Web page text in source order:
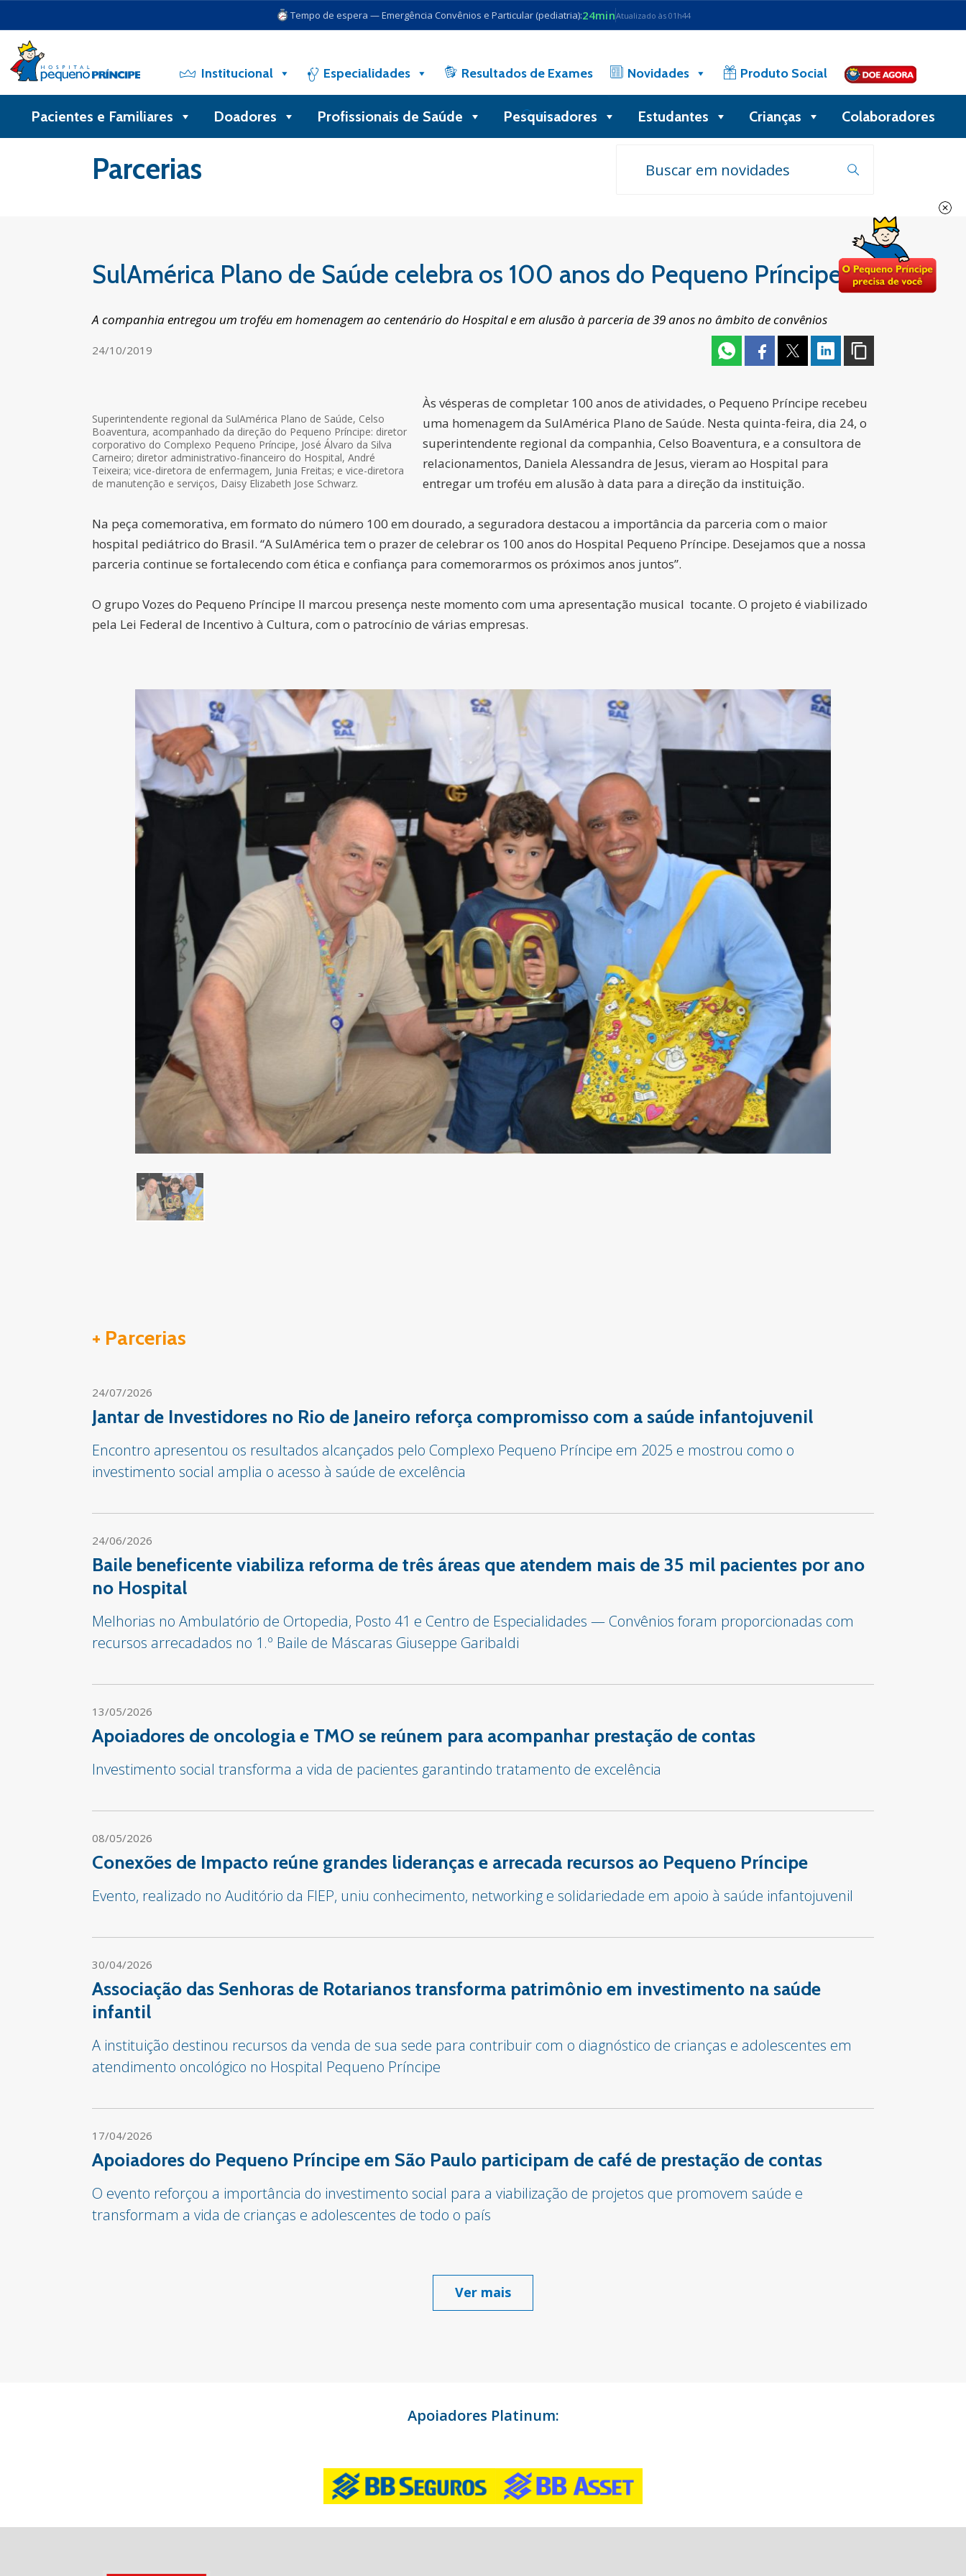
Tempo de espera — Emergência Convênios e Particular (pediatria):24minAtualizado às 01h44
Institucional Especialidades Resultados de Exames Novidades Produto Social
Busca
Pacientes e Familiares Doadores Profissionais de Saúde Pesquisadores Estudantes Crianças Colaboradores
Parcerias
SulAmérica Plano de Saúde celebra os 100 anos do Pequeno Príncipe
A companhia entregou um troféu em homenagem ao centenário do Hospital e em alusão à parceria de 39 anos no âmbito de convênios
24/10/2019
Superintendente regional da SulAmérica Plano de Saúde, Celso
Boaventura, acompanhado da direção do Pequeno Príncipe: diretor
corporativo do Complexo Pequeno Príncipe, José Álvaro da Silva
Carneiro; diretor administrativo-financeiro do Hospital, André
Teixeira; vice-diretora de enfermagem, Junia Freitas; e vice-diretora
de manutenção e serviços, Daisy Elizabeth Jose Schwarz.
Às vésperas de completar 100 anos de atividades, o Pequeno Príncipe recebeu
uma homenagem da SulAmérica Plano de Saúde. Nesta quinta-feira, dia 24, o
superintendente regional da companhia, Celso Boaventura, e a consultora de
relacionamentos, Daniela Alessandra de Jesus, vieram ao Hospital para
entregar um troféu em alusão à data para a direção da instituição.
Na peça comemorativa, em formato do número 100 em dourado, a seguradora destacou a importância da parceria com o maior
hospital pediátrico do Brasil. “A SulAmérica tem o prazer de celebrar os 100 anos do Hospital Pequeno Príncipe. Desejamos que a nossa
parceria continue se fortalecendo com ética e confiança para comemorarmos os próximos anos juntos”.
O grupo Vozes do Pequeno Príncipe II marcou presença neste momento com uma apresentação musical tocante. O projeto é viabilizado
pela Lei Federal de Incentivo à Cultura, com o patrocínio de várias empresas.
+ Parcerias
24/07/2026
Jantar de Investidores no Rio de Janeiro reforça compromisso com a saúde infantojuvenil
Encontro apresentou os resultados alcançados pelo Complexo Pequeno Príncipe em 2025 e mostrou como o
investimento social amplia o acesso à saúde de excelência
24/06/2026
Baile beneficente viabiliza reforma de três áreas que atendem mais de 35 mil pacientes por ano
no Hospital
Melhorias no Ambulatório de Ortopedia, Posto 41 e Centro de Especialidades — Convênios foram proporcionadas com
recursos arrecadados no 1.º Baile de Máscaras Giuseppe Garibaldi
13/05/2026
Apoiadores de oncologia e TMO se reúnem para acompanhar prestação de contas
Investimento social transforma a vida de pacientes garantindo tratamento de excelência
08/05/2026
Conexões de Impacto reúne grandes lideranças e arrecada recursos ao Pequeno Príncipe
Evento, realizado no Auditório da FIEP, uniu conhecimento, networking e solidariedade em apoio à saúde infantojuvenil
30/04/2026
Associação das Senhoras de Rotarianos transforma patrimônio em investimento na saúde
infantil
A instituição destinou recursos da venda de sua sede para contribuir com o diagnóstico de crianças e adolescentes em
atendimento oncológico no Hospital Pequeno Príncipe
17/04/2026
Apoiadores do Pequeno Príncipe em São Paulo participam de café de prestação de contas
O evento reforçou a importância do investimento social para a viabilização de projetos que promovem saúde e
transformam a vida de crianças e adolescentes de todo o país
Ver mais
Apoiadores Platinum: